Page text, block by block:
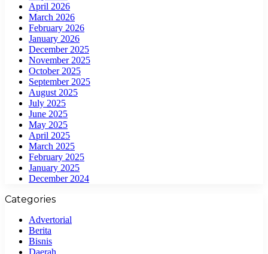
April 2026
March 2026
February 2026
January 2026
December 2025
November 2025
October 2025
September 2025
August 2025
July 2025
June 2025
May 2025
April 2025
March 2025
February 2025
January 2025
December 2024
Categories
Advertorial
Berita
Bisnis